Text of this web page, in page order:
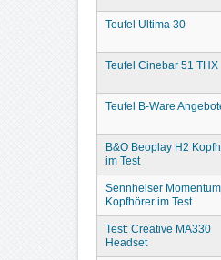
Teufel Ultima 30
Teufel Cinebar 51 THX
Teufel B-Ware
B&O Beoplay H2
im Test
Sennheiser
Kopfhörer im Test
Test: Creative MA330
Headset